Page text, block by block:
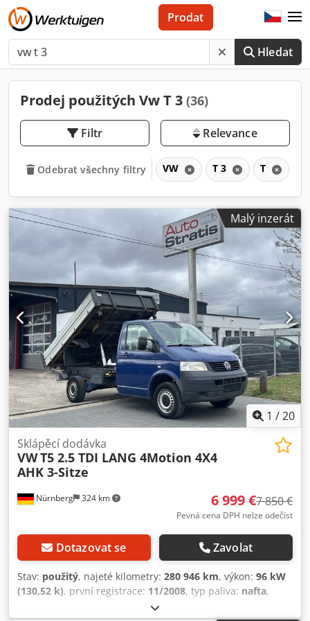
Hledat
Prodat
Prodej použitých Vw T 3 (36)
Filtr Relevance
Odebrat všechny filtry VW T 3 T
Malý inzerát
1 /20
Nürnberg 324 km
Sklápěcí dodávka
VWT5 2.5 TDI LANG 4Motion 4X4
AHK 3-Sitze
6 999 €7 850 €
Pevná cena DPH nelze odečíst
Dotazovat se Zavolat
Stav: použitý, najeté kilometry: 280 946 km, výkon: 96 kW
(130,52 k), první registrace: 11/2008, typ paliva: nafta,
, barva: